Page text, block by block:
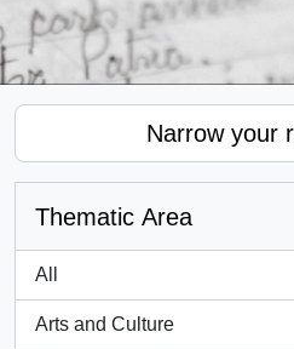
Narrow your
Thematic Area
All
Arts and Culture
, 1 results